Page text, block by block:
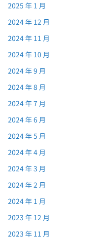
2025 年 1 月
2024 年 12 月
2024 年 11 月
2024 年 10 月
2024 年 9 月
2024 年 8 月
2024 年 7 月
2024 年 6 月
2024 年 5 月
2024 年 4 月
2024 年 3 月
2024 年 2 月
2024 年 1 月
2023 年 12 月
2023 年 11 月